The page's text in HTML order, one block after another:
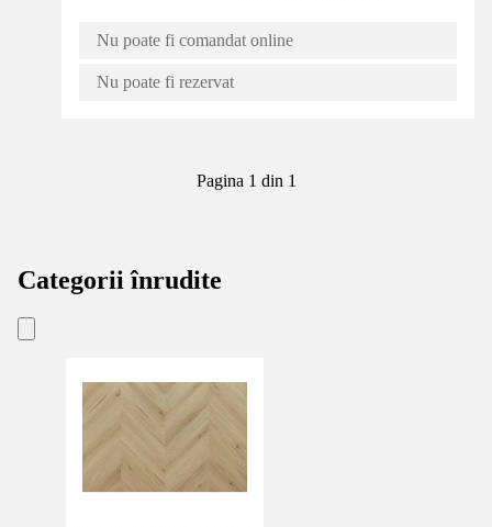
Nu poate fi comandat online
Nu poate fi rezervat
Pagina 1 din 1
Categorii înrudite